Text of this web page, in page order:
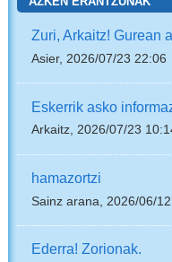
Zuri, Arkaitz! Gurean
Asier, 2026/07/23 22:06
Eskerrik asko
Arkaitz, 2026/07/23
hamazortzi
Sainz arana, 2026/06/
Ederra! Zorionak.